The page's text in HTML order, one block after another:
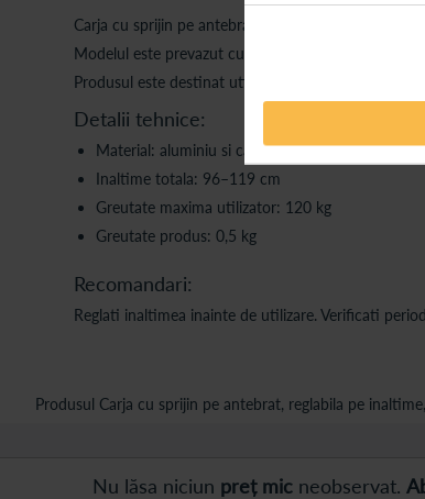
Carja cu sprijin pe antebrat este un dispozitiv
Modelul este prevazut cu sprijin pentru antebrat si
Produsul este destinat utilizarii in activitatile de
Detalii tehnice:
Material: aluminiu si cauciuc
Inaltime totala: 96–119 cm
Greutate maxima utilizator: 120 kg
Greutate produs: 0,5 kg
Recomandari:
Reglati inaltimea inainte de utilizare. Verificati
Produsul Carja cu sprijin pe antebrat, reglabila pe
Nu lăsa niciun preț mic neobservat.